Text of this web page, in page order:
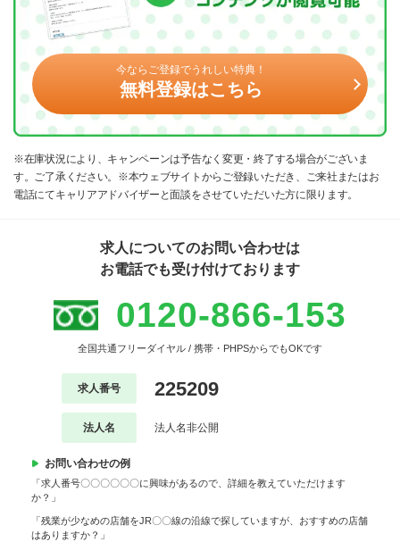
今ならご登録でうれしい特典！
無料登録はこちら
※在庫状況により、キャンペーンは予告なく変更・終了する場合がございま
す。ご了承ください。※本ウェブサイトからご登録いただき、ご来社またはお
電話にてキャリアアドバイザーと面談をさせていただいた方に限ります。
求人についてのお問い合わせは
お電話でも受け付けております
0120-866-153
全国共通フリーダイヤル / 携帯・PHPSからでもOKです
求人番号 225209
法人名 法人名非公開
お問い合わせの例
「求人番号〇〇〇〇〇〇に興味があるので、詳細を教えていただけます
か？」
「残業が少なめの店舗をJR〇〇線の沿線で探していますが、おすすめの店舗
はありますか？」